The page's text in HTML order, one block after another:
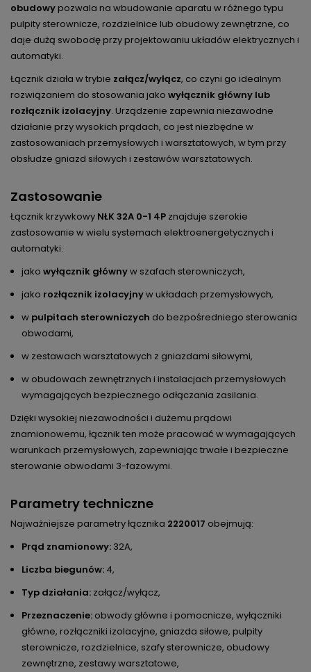
obudowypozwala na wbudowanie aparatu w różnego typu
pulpity sterownicze, rozdzielnice lub obudowy zewnętrzne, co
daje dużą swobodę przy projektowaniu układów elektrycznych i
automatyki.
Łącznik działa w trybie załącz/wyłącz, co czyni go idealnym
rozwiązaniem do stosowania jako wyłącznik główny lub
rozłącznik izolacyjny. Urządzenie zapewnia niezawodne
działanie przy wysokich prądach, co jest niezbędne w
zastosowaniach przemysłowych i warsztatowych, w tym przy
obsłudze gniazd siłowych i zestawów warsztatowych.
Zastosowanie
Łącznik krzywkowy NŁK 32A 0-1 4P znajduje szerokie
zastosowanie w wielu systemach elektroenergetycznych i
automatyki:
jako wyłącznik głównyw szafach sterowniczych,
jako rozłącznik izolacyjnyw układach przemysłowych,
w pulpitach sterowniczych do bezpośredniego sterowania
obwodami,
w zestawach warsztatowych z gniazdami siłowymi,
w obudowach zewnętrznych i instalacjach przemysłowych
wymagających bezpiecznego odłączania zasilania.
Dzięki wysokiej niezawodności i dużemu prądowi
znamionowemu, łącznik ten może pracować w wymagających
warunkach przemysłowych, zapewniając trwałe i bezpieczne
sterowanie obwodami 3-fazowymi.
Parametry techniczne
Najważniejsze parametry łącznika 2220017 obejmują:
Prąd znamionowy: 32A,
Liczba biegunów: 4,
Typ działania: załącz/wyłącz,
Przeznaczenie: obwody główne i pomocnicze, wyłączniki
główne, rozłączniki izolacyjne, gniazda siłowe, pulpity
sterownicze, rozdzielnice, szafy sterownicze, obudowy
zewnętrzne, zestawy warsztatowe,